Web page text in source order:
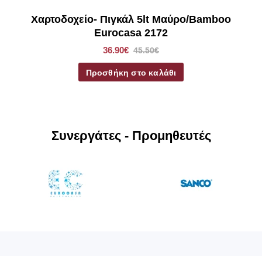
Χαρτοδοχείο- Πιγκάλ 5lt Μαύρο/Bamboo
Eurocasa 2172
36.90€ 45.50€
Προσθήκη στο καλάθι
Συνεργάτες - Προμηθευτές